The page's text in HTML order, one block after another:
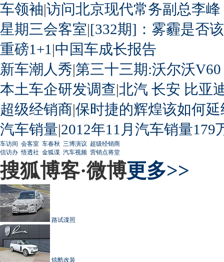
车领袖|访问北京现代常务副总李峰
星期三会客室|[332期]：雾霾是否
重磅1+1 |中国车成长报告
新车潮人秀|第三十三期:沃尔沃
本土车企研发调查|北汽 长安 比亚
超级经销商|保时捷的辉煌该如何延
汽车销量|2012年11月汽车销量179
车访间 会客室 车春秋 三博演议 超级经销商
信访办 悟透社 金狐谍 汽车视频 营销点将堂
搜狐博客·微博更多>>
路试谍照
炫酷改装